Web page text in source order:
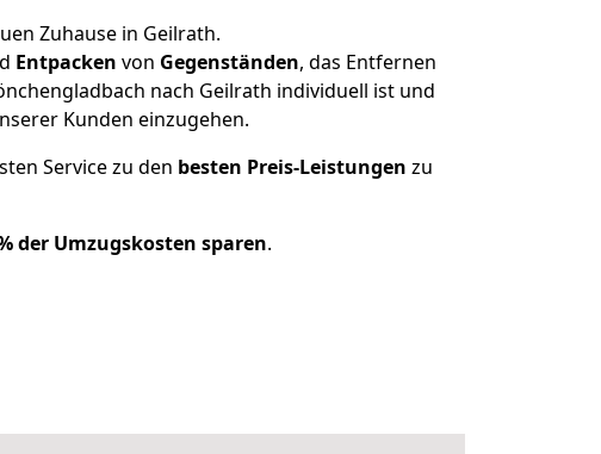
Zuhause in Geilrath.
Entpacken von Gegenständen, das Entfernen
nach Geilrath individuell ist und
Kunden einzugehen.
Service zu den besten Preis-Leistungen zu
der Umzugskosten sparen.